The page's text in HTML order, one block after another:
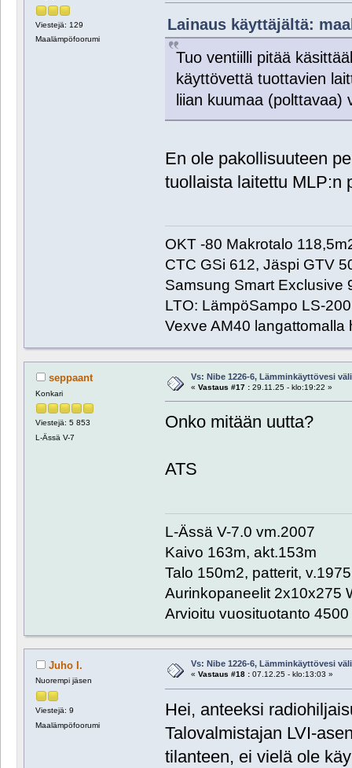
Viestejä: 129
Maalämpöfoorumi
Lainaus käyttäjältä:
Tuo ventiilli pitää
käyttövettä tuottavien
liian kuumaa (polttavaa)
En ole pakollisuuteen
tuollaista laitettu MLP:n
OKT -80 Makrotalo
CTC GSi 612, Jäspi GTV
Samsung Smart Exclusive
LTO: LämpöSampo LS-
Vexve AM40 langattomalla
seppaant
Konkari
Viestejä: 5 853
L-Ässä V-7
Vs: Nibe 1226-6, Lämminkäyttövesi
« Vastaus #17 :29.11.25 - klo:19:22 »
Onko mitään uutta?
ATS
L-Ässä V-7.0 vm.2007
Kaivo 163m, akt.153m
Talo 150m2, patterit, v.1975
Aurinkopaneelit 2x10x275
Arvioitu vuosituotanto
Juho I.
Nuorempi jäsen
Viestejä: 9
Maalämpöfoorumi
Vs: Nibe 1226-6, Lämminkäyttövesi
« Vastaus #18 :07.12.25 - klo:13:03 »
Hei, anteeksi
Talovalmistajan LVI-
tilanteen, ei vielä ole